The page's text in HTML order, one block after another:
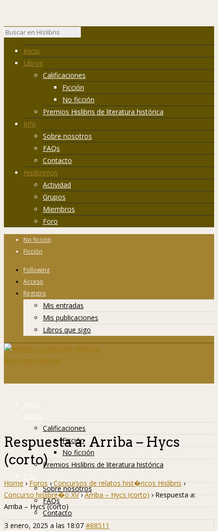
Inicio
Libros
Calificaciones
Ficción
No ficción
Premios Hislibris de literatura histórica
Info
Sobre nosotros
FAQs
Contacto
Hislibreños
Actividad
Grupos
Miembros
Foro
No ficción
Ficción
Following
Acceso
Registro
Mis entradas
Mis publicaciones
Libros que sigo
Inicio
Libros
Calificaciones
Ficción
No ficción
Premios Hislibris de literatura histórica
Info
Sobre nosotros
FAQs
Contacto
Hislibreños
Respuesta a: Arriba – Hycs
(corto)
Home › Foros › Concursos de relatos hist�ricos Hislibris ›
Concurso hislibre�o XV › Arriba – Hycs (corto) › Respuesta a:
Arriba – Hycs (corto)
3 enero, 2025 a las 18:07 #88511